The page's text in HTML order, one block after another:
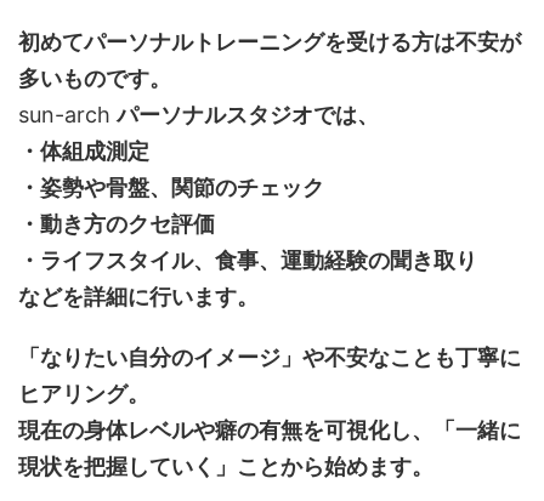
初めてパーソナルトレーニングを受ける方は不安が
多いものです。
sun-archパーソナルスタジオでは、
・体組成測定
・姿勢や骨盤、関節のチェック
・動き方のクセ評価
・ライフスタイル、食事、運動経験の聞き取り
などを詳細に行います。
「なりたい自分のイメージ」や不安なことも丁寧に
ヒアリング。
現在の身体レベルや癖の有無を可視化し、「一緒に
現状を把握していく」ことから始めます。